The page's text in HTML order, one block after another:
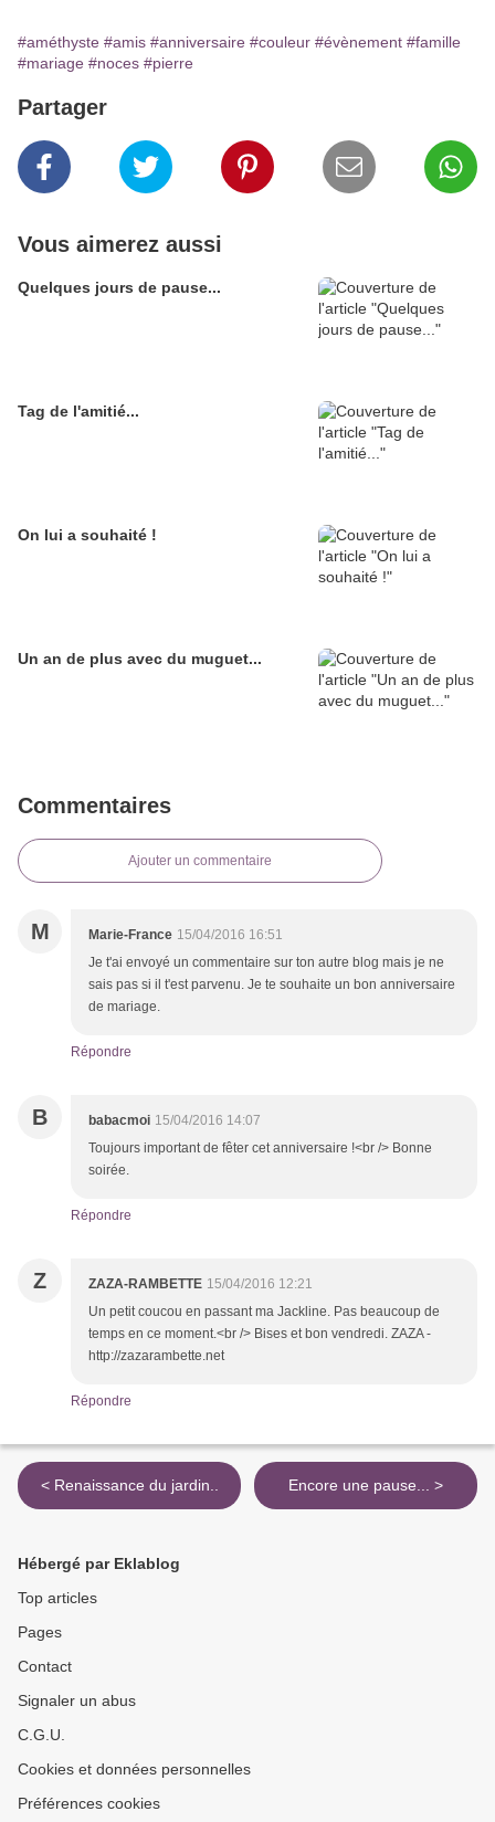
#améthyste #amis #anniversaire #couleur #évènement #famille
#mariage #noces #pierre
Partager
Vous aimerez aussi
Quelques jours de pause...
Tag de l'amitié...
On lui a souhaité !
Un an de plus avec du muguet...
Commentaires
Ajouter un commentaire
M Marie-France 15/04/2016 16:51
Je t'ai envoyé un commentaire sur ton autre blog mais je ne
sais pas si il t'est parvenu. Je te souhaite un bon anniversaire
de mariage.
Répondre
B babacmoi 15/04/2016 14:07
Toujours important de fêter cet anniversaire !<br /> Bonne
soirée.
Répondre
Z ZAZA-RAMBETTE 15/04/2016 12:21
Un petit coucou en passant ma Jackline. Pas beaucoup de
temps en ce moment.<br /> Bises et bon vendredi. ZAZA -
http://zazarambette.net
Répondre
< Renaissance du jardin.. Encore une pause... >
Hébergé par Eklablog
Top articles
Pages
Contact
Signaler un abus
C.G.U.
Cookies et données personnelles
Préférences cookies